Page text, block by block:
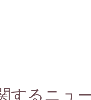
するニュ